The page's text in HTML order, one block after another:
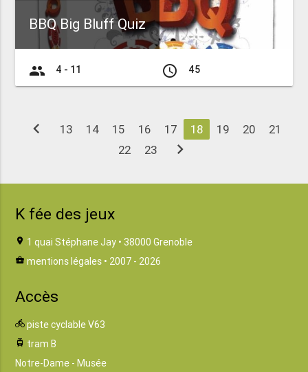
BBQ Big Bluff Quiz
group 4 - 11 access_time 45
chevron_left 13 14 15 16 17 18 19 20
21
22
23 chevron_right
K fée des jeux
location_on 1 quai Stéphane Jay • 38000 Grenoble
business_center mentions légales • 2007 - 2026
Accès
directions_bike piste cyclable V63
tram tram B
Notre-Dame - Musée